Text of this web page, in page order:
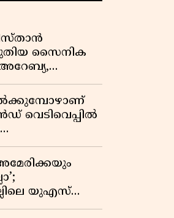
സൈനിക
അറേബ്യ,
വെടിവെപ്പിൽ
കൊല്ലപ്പെട്ടു,
യുഎസ്
ഇന്ത്യ